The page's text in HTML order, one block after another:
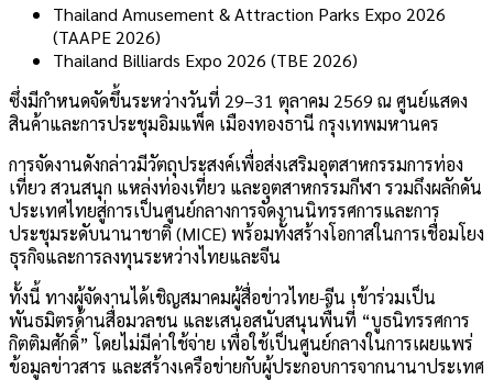
Thailand Amusement & Attraction Parks Expo 2026
(TAAPE 2026)
Thailand Billiards Expo 2026 (TBE 2026)
ซึ่งมีกำหนดจัดขึ้นระหว่างวันที่ 29–31 ตุลาคม 2569 ณ ศูนย์แสดง
สินค้าและการประชุมอิมแพ็ค เมืองทองธานี กรุงเทพมหานคร
การจัดงานดังกล่าวมีวัตถุประสงค์เพื่อส่งเสริมอุตสาหกรรมการท่อง
เที่ยว สวนสนุก แหล่งท่องเที่ยว และอุตสาหกรรมกีฬา รวมถึงผลักดัน
ประเทศไทยสู่การเป็นศูนย์กลางการจัดงานนิทรรศการและการ
ประชุมระดับนานาชาติ (MICE) พร้อมทั้งสร้างโอกาสในการเชื่อมโยง
ธุรกิจและการลงทุนระหว่างไทยและจีน
ทั้งนี้ ทางผู้จัดงานได้เชิญสมาคมผู้สื่อข่าวไทย-จีน เข้าร่วมเป็น
พันธมิตรด้านสื่อมวลชน และเสนอสนับสนุนพื้นที่ “บูธนิทรรศการ
กิตติมศักดิ์” โดยไม่มีค่าใช้จ่าย เพื่อใช้เป็นศูนย์กลางในการเผยแพร่
ข้อมูลข่าวสาร และสร้างเครือข่ายกับผู้ประกอบการจากนานาประเทศ